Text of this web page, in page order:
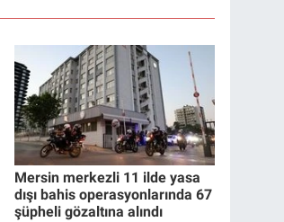
Mersin merkezli 11 ilde yasa
dışı bahis operasyonlarında 67
şüpheli gözaltına alındı